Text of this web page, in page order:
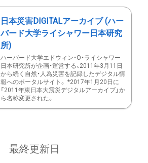
日本災害DIGITALアーカイブ (ハー
バード大学ライシャワー日本研究
所)
ハーバード大学エドウィン・O・ライシャワー
日本研究所が企画・運営する、2011年3月11日
から続く自然・人為災害を記録したデジタル情
報へのポータルサイト。 *2017年1月20日に
「2011年東日本大震災デジタルアーカイブ」か
ら名称変更された。
最終更新日